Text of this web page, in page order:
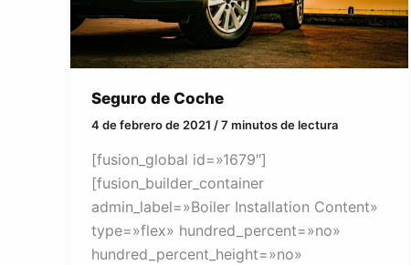
Seguro de Coche
4 de febrero de 2021 /7 minutos de lectura
[fusion_global id=»1679″]
[fusion_builder_container
admin_label=»Boiler Installation Content»
type=»flex» hundred_percent=»no»
hundred_percent_height=»no»